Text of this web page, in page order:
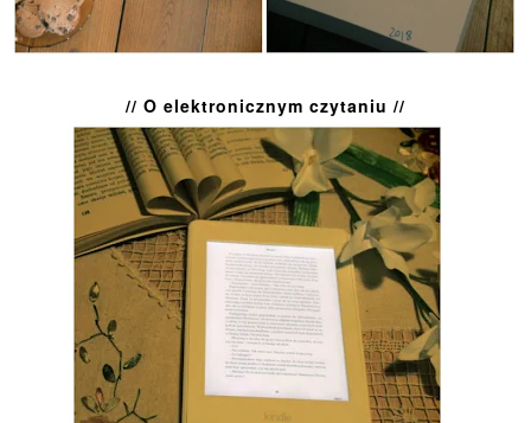
// O elektronicznym czytaniu //